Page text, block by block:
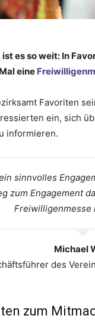
es so weit: In
eine
Favoriten
ein, sich
informieren.
sinnvolles
zum Engagement
Freiwilligenmesse
Michael
des
zum